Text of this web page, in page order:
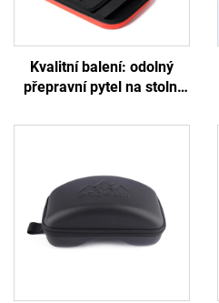
Kvalitní balení: odolný
přepravní pytel na stolní
individuální taštička na